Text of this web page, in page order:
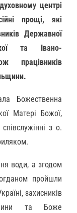
центрі
прощі, які
Державної
та Івано-
працівників
Божественна
Матері Божої,
з о.
води, а згодом
пройшли
захисників
та Боже